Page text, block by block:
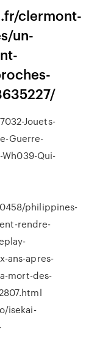
clermont-
un-
Jouets-
Guerre-
Qui-
philippines-
rendre-
ans-apres-
mort-des-
isekai-